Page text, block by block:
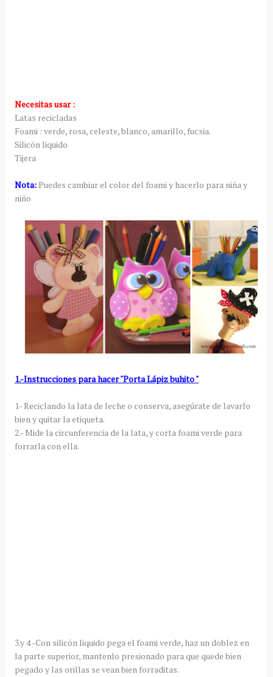
Necesitas usar :
Latas recicladas
Foami : verde, rosa, celeste, blanco, amarillo, fucsia.
Silicón liquido
Tijera
Nota:Puedes cambiar el color del foami y hacerlo para niña y
niño
1.-Instrucciones para hacer "Porta Lápiz buhito "
1- Reciclando la lata de leche o conserva, asegúrate de lavarlo
bien y quitar la etiqueta.
2.- Mide la circunferencia de la lata, y corta foami verde para
forrarla con ella.
3.y 4 -Con silicón liquido pega el foami verde, haz un doblez en
la parte superior, mantenlo presionado para que quede bien
pegado y las orillas se vean bien forraditas.